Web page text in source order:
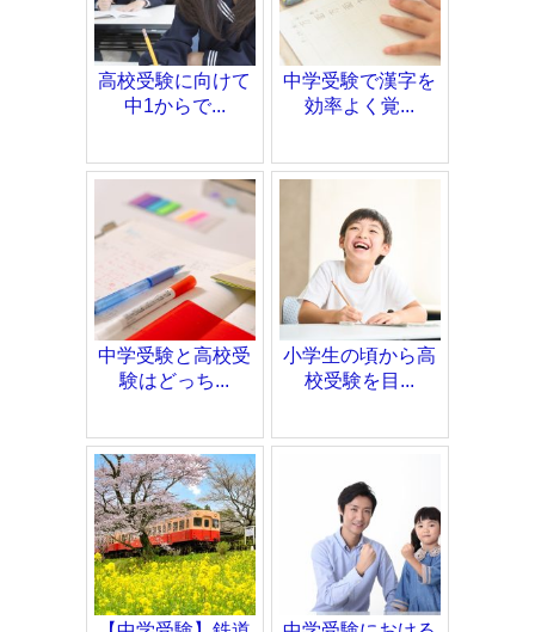
高校受験に向けて
中1からで...
中学受験で漢字を
効率よく覚...
中学受験と高校受
験はどっち...
小学生の頃から高
校受験を目...